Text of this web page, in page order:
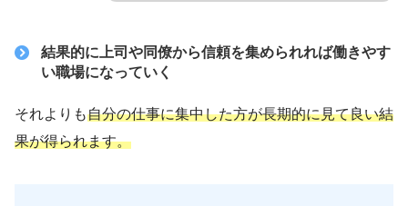
結果的に上司や同僚から信頼を集められれば働きやす
い職場になっていく
それよりも自分の仕事に集中した方が長期的に見て良い結
果が得られます。